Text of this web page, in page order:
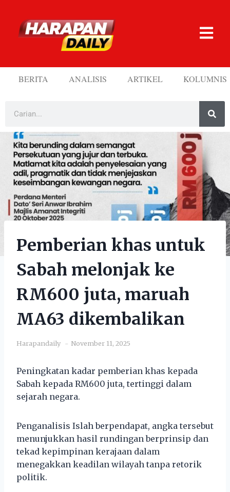
BERITA ANALISIS ARTIKEL KOLUMNIS
Pemberian khas untuk
Sabah melonjak ke
RM600 juta, maruah
MA63 dikembalikan
Harapandaily November 11, 2025
Peningkatan kadar pemberian khas kepada
Sabah kepada RM600 juta, tertinggi dalam
sejarah negara.
Penganalisis Islah berpendapat, angka tersebut
menunjukkan hasil rundingan berprinsip dan
tekad kepimpinan kerajaan dalam
menegakkan keadilan wilayah tanpa retorik
politik.